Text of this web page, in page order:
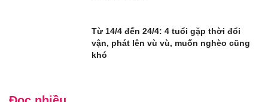
Từ 14/4 đến 24/4: 4 tuổi gặp thời đổi
vận, phát lên vù vù, muốn nghèo cũng
khó